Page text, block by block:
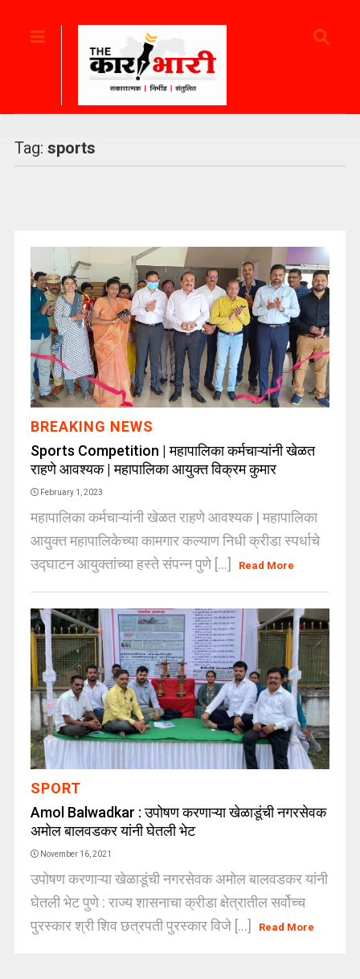
Tag: sports
BREAKING NEWS
Sports Competition | महापालिका कर्मचाऱ्यांनी खेळत
राहणे आवश्यक | महापालिका आयुक्त विक्रम कुमार
February 1, 2023
महापालिका कर्मचाऱ्यांनी खेळत राहणे आवश्यक | महापालिका
आयुक्त महापालिकेच्या कामगार कल्याण निधी क्रीडा स्पर्धाचे
उद्घाटन आयुक्तांच्या हस्ते संपन्न पुणे [...]
Read More
SPORT
Amol Balwadkar : उपोषण करणाऱ्या खेळाडूंची नगरसेवक
अमोल बालवडकर यांनी घेतली भेट
November 16, 2021
उपोषण करणाऱ्या खेळाडूंची नगरसेवक अमोल बालवडकर यांनी
घेतली भेट पुणे : राज्य शासनाचा क्रीडा क्षेत्रातील सर्वोच्च
पुरस्कार श्री शिव छत्रपती पुरस्कार विजे [...]
Read More